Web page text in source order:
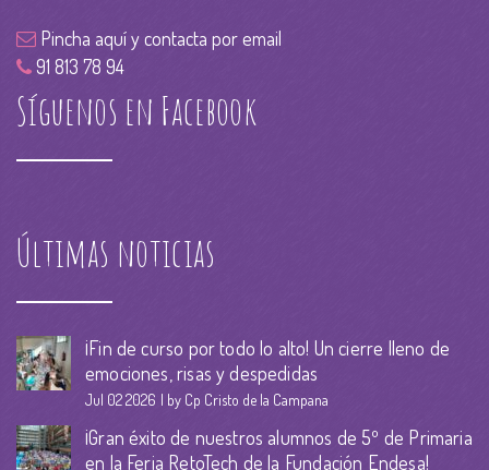
Pincha aquí y contacta por email
91 813 78 94
Síguenos en Facebook
Últimas noticias
¡Fin de curso por todo lo alto! Un cierre lleno de
emociones, risas y despedidas
Jul 02 2026 by Cp Cristo de la Campana
¡Gran éxito de nuestros alumnos de 5º de Primaria
en la Feria RetoTech de la Fundación Endesa!